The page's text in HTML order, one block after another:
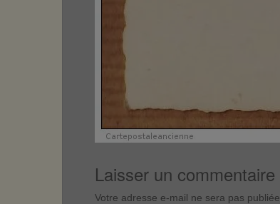
Laisser un commentaire
Votre adresse e-mail ne sera pas publiée.